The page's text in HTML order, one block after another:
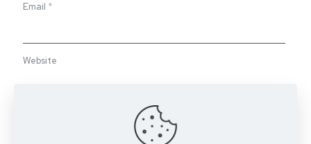
Email *
Website
Save my name, email, and website in this browser for the